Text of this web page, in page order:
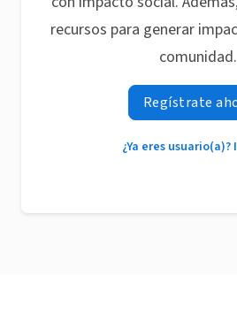
recursos para generar
comunidad.
Regístrate
¿Ya eres usuario(a)?